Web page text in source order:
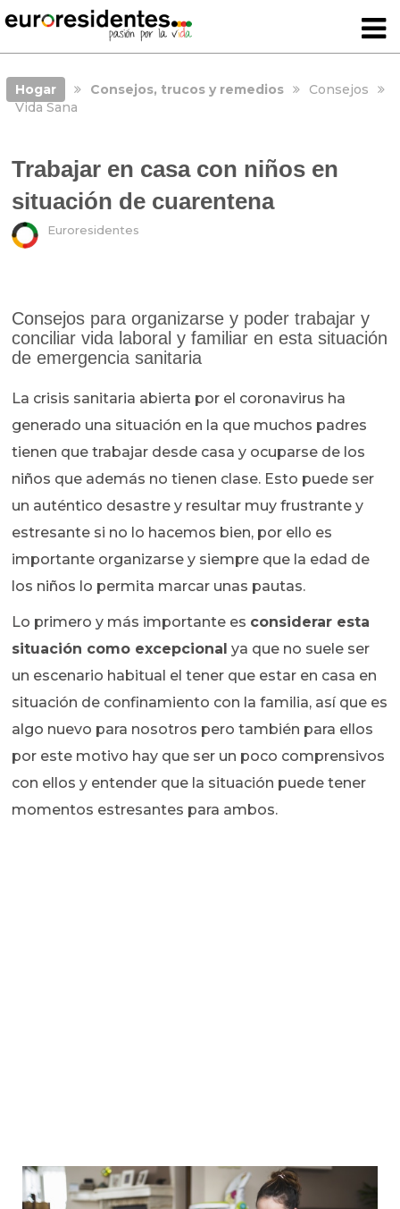
Hogar Consejos, trucos y remedios
Consejos
Vida Sana
Trabajar en casa con niños en
situación de cuarentena
Euroresidentes
Consejos para organizarse y poder trabajar y
conciliar vida laboral y familiar en esta situación
de emergencia sanitaria
La crisis sanitaria abierta por el coronavirus ha
generado una situación en la que muchos padres
tienen que trabajar desde casa y ocuparse de los
niños que además no tienen clase. Esto puede ser
un auténtico desastre y resultar muy frustrante y
estresante si no lo hacemos bien, por ello es
importante organizarse y siempre que la edad de
los niños lo permita marcar unas pautas.
Lo primero y más importante es considerar esta
situación como excepcional ya que no suele ser
un escenario habitual el tener que estar en casa en
situación de confinamiento con la familia, así que es
algo nuevo para nosotros pero también para ellos
por este motivo hay que ser un poco comprensivos
con ellos y entender que la situación puede tener
momentos estresantes para ambos.